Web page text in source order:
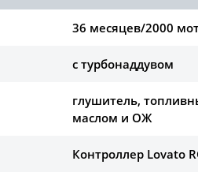
36 месяцев/2000
с турбонаддувом
глушитель,
маслом и ОЖ
Контроллер Lovato